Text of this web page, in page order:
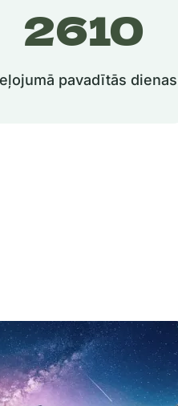
3729
pavadītās dienas